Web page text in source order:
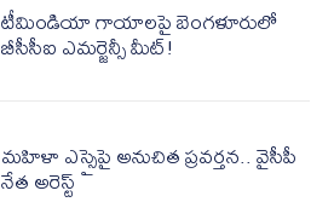
టీమిండియా గాయాలపై బెంగళూరులో
బీసీసీఐ ఎమర్జెన్సీ మీట్!
మహిళా ఎస్సైపై అనుచిత ప్రవర్తన.. వైసీపీ
నేత అరెస్ట్